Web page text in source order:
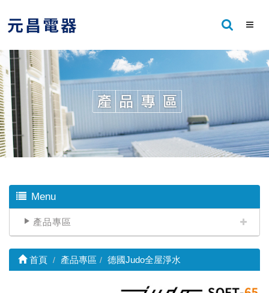
Menu
產品專區
首頁 產品專區 德國Judo全屋淨水